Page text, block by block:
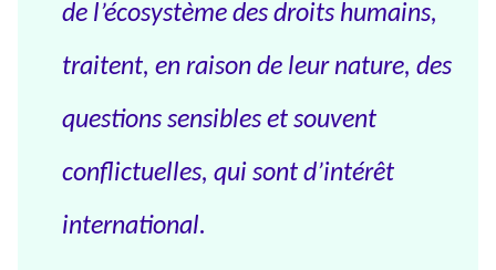
de l’écosystème des droits humains,
traitent, en raison de leur nature, des
questions sensibles et souvent
conflictuelles, qui sont d’intérêt
international.